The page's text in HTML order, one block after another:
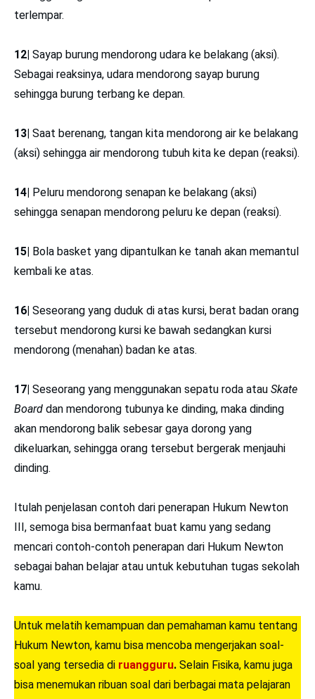
mendorong (menahan) badan ke atas.
17| Seseorang yang menggunakan sepatu roda atauSkate
Boarddan mendorong tubunya ke dinding, maka dinding
akan mendorong balik sebesar gaya dorong yang
dinding.
III, semoga bisa bermanfaat buat kamu yang sedang
mencari contoh-contoh penerapan dari Hukum Newton
kamu.
Hukum Newton, kamu bisa mencoba mengerjakan soal-
soal yang tersedia di ruangguru.Selain Fisika, kamu juga
bisa menemukan ribuan soal dari berbagai mata pelajaran
daftar sekarang lihat panduannya disini.
Download PDF